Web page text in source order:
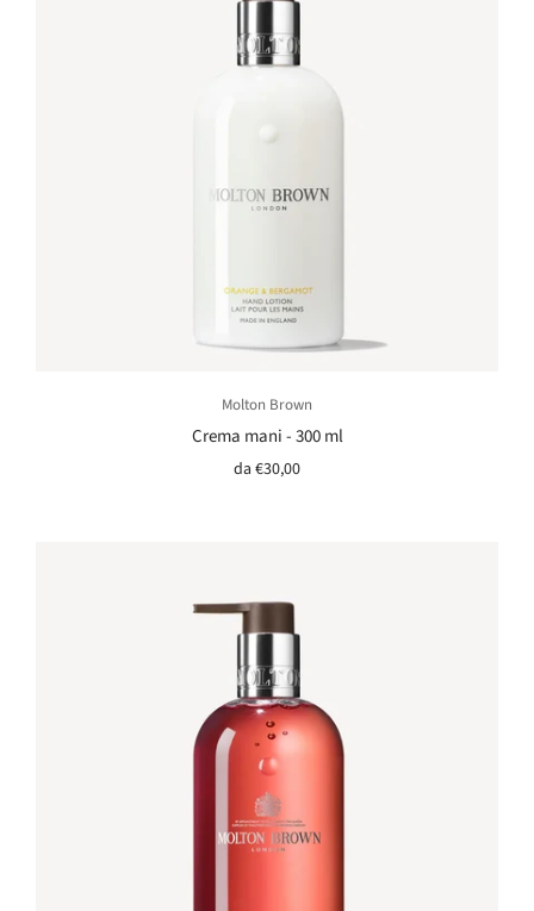
Molton Brown
Crema mani - 300 ml
da €30,00